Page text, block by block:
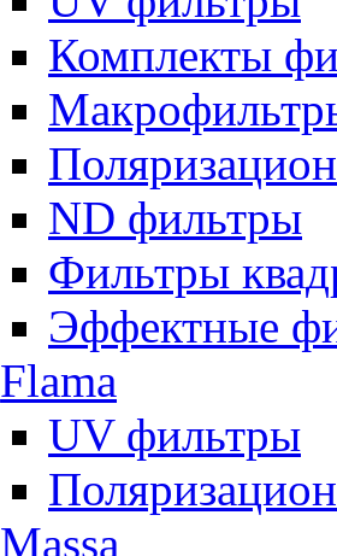
Комплекты
ND фильтры
Фильтры
Эффектные
Flama
UV фильтры
Massa